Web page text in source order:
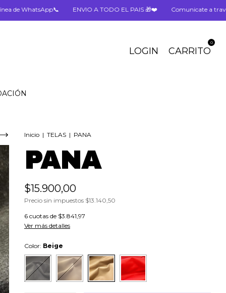
ENVIO A TODO EL PAIS 🎁❤️ Comunicate a través de nuestra
LOGIN CARRITO
0
Inicio | TELAS | PANA
PANA
$15.900,00
Precio sin impuestos $13.140,50
6 cuotas de $3.841,97
Ver más detalles
Color: Beige